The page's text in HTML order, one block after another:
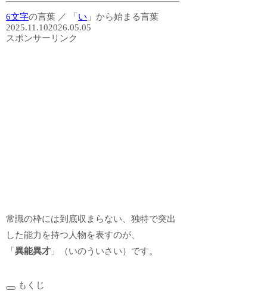
6文字の言葉 ／ 「 い 」から始まる言葉
2025.11.102026.05.05
スポンサーリンク
常識の枠には到底収まらない、独特で突出
した能力を持つ人物を表すのが、
「異能異才 」（いのういさい）です。
もくじ